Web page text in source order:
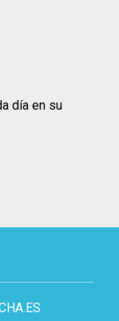
día en su